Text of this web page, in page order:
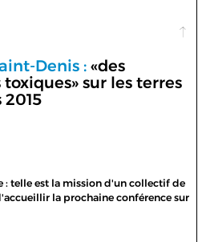
Denis :«des
sur les terres
2015
: telle est la mission d'un collectif de
la prochaine conférence sur